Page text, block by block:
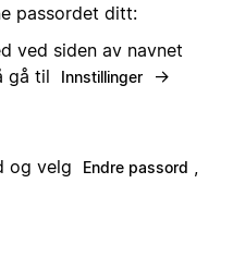
passordet ditt:
ved siden av navnet
gå til
Innstillinger →
og velg
Endre passord ,